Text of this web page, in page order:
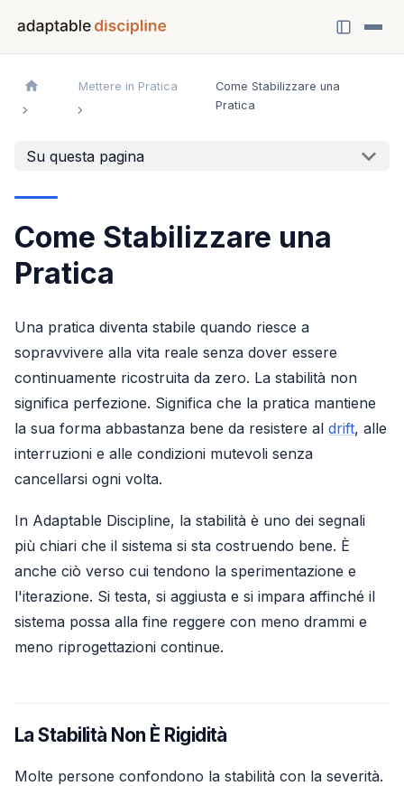
Mettere in Pratica
Come Stabilizzare una
Pratica
Su questa pagina
Come Stabilizzare una
Pratica
Una pratica diventa stabile quando riesce a
sopravvivere alla vita reale senza dover essere
continuamente ricostruita da zero. La stabilità non
significa perfezione. Significa che la pratica mantiene
la sua forma abbastanza bene da resistere al drift, alle
interruzioni e alle condizioni mutevoli senza
cancellarsi ogni volta.
In Adaptable Discipline, la stabilità è uno dei segnali
più chiari che il sistema si sta costruendo bene. È
anche ciò verso cui tendono la sperimentazione e
l'iterazione. Si testa, si aggiusta e si impara affinché il
sistema possa alla fine reggere con meno drammi e
meno riprogettazioni continue.
La Stabilità Non È Rigidità
Molte persone confondono la stabilità con la severità.